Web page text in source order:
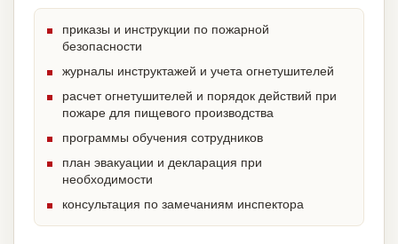
приказы и инструкции по пожарной
безопасности
журналы инструктажей и учета огнетушителей
расчет огнетушителей и порядок действий при
пожаре для пищевого производства
программы обучения сотрудников
план эвакуации и декларация при
необходимости
консультация по замечаниям инспектора